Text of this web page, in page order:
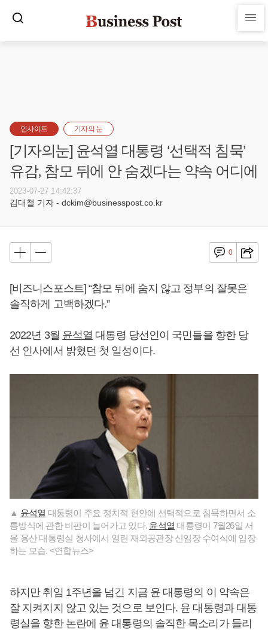
인사이트 기자의 눈
[기자의눈] 윤석열 대통령 ‘선택적 침묵’
유감, 참모 뒤에 안 숨겠다는 약속 어디에
2023-07-27 14:42:37
김대철 기자 - dckim@businesspost.co.kr
0
[비즈니스포스트] “참모 뒤에 숨지 않고 정부의 잘못은
솔직하게 고백하겠다.”
2022년 3월 윤석열 대통령 당선인이 국민들을 향한 당
선 인사에서 밝혔던 첫 일성이다.
▲ 윤석열 대통령이 주요 정치적 현안에 선택적으로 침묵하면서 소
통방식에 관한 비판이 늘어가고 있다. 윤석열 대통령이 7월26일 서
울 용산 대통령실 청사에서 열린 재외공관장 신임장 수여식에 입장
하는 모습. <연합뉴스>
하지만 취임 1주년을 넘긴 지금 윤 대통령의 이 약속은
잘 지켜지지 않고 있는 것으로 보인다. 윤 대통령과 대통
령실을 향한 논란에 윤 대통령의 솔직한 목소리가 들리